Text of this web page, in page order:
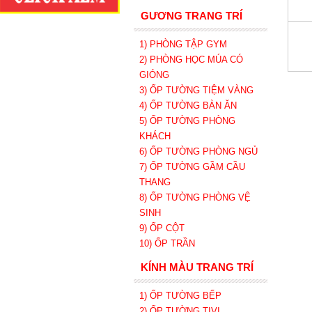
GƯƠNG TRANG TRÍ
1) PHÒNG TẬP GYM
2) PHÒNG HỌC MÚA CÓ
GIÓNG
3) ỐP TƯỜNG TIỆM VÀNG
4) ỐP TƯỜNG BÀN ĂN
5) ỐP TƯỜNG PHÒNG
KHÁCH
6) ỐP TƯỜNG PHÒNG NGỦ
7) ỐP TƯỜNG GẦM CẦU
THANG
8) ỐP TƯỜNG PHÒNG VỆ
SINH
9) ỐP CỘT
10) ỐP TRẦN
KÍNH MÀU TRANG TRÍ
1) ỐP TƯỜNG BẾP